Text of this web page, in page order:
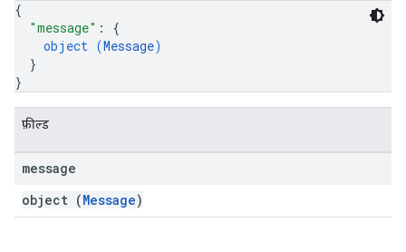
{
"message" : {
object (Message)
}
}
फ़ील्ड
message
object (Message)